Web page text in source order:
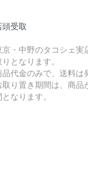
頭受取
京・中野のタコシェ実
となります。
品代金のみで、送料は
取り置き期間は、商品
となります。